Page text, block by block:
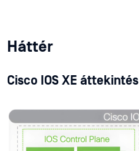
Háttér
Cisco IOS XE áttekintés